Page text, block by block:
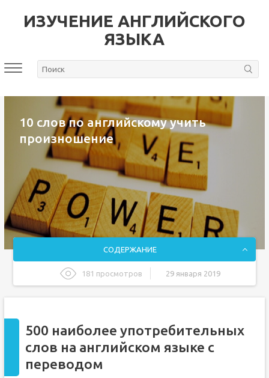
ИЗУЧЕНИЕ АНГЛИЙСКОГО
ЯЗЫКА
10 слов по английскому учить
произношение
СОДЕРЖАНИЕ
181 просмотров 29 января 2019
и транскрипцией
Английские слова для изучения на каждый день
Метод ассоциаций
500 наиболее употребительных
слов на английском языке с
переводом